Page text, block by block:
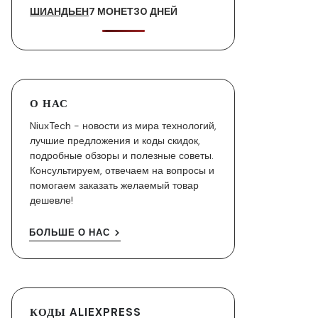
ШИАНДЬЕН7 МОНЕТ30 ДНЕЙ
О НАС
NiuxTech - новости из мира технологий,
лучшие предложения и коды скидок,
подробные обзоры и полезные советы.
Консультируем, отвечаем на вопросы и
помогаем заказать желаемый товар
дешевле!
БОЛЬШЕ О НАС
КОДЫ ALIEXPRESS